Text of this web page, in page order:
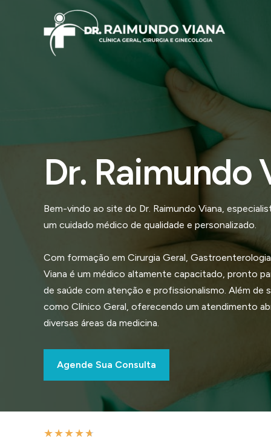
Dr. Raimundo
Bem-vindo ao site do Dr. Raimundo Viana,
um cuidado médico de qualidade e personalizado.
Com formação em Cirurgia Geral,
Viana é um médico altamente capacitado, pronto
de saúde com atenção e profissionalismo. Além de
como Clínico Geral, oferecendo um atendimento
diversas áreas da medicina.
Agende Sua Consulta
★★★★★